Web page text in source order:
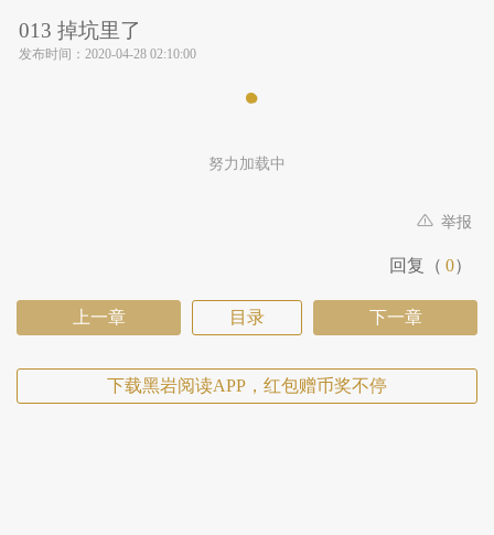
013 掉坑里了
发布时间： 2020-04-28 02:10:00
努力加载中
举报
回复（ 0）
上一章 目录 下一章
下载黑岩阅读APP，红包赠币奖不停